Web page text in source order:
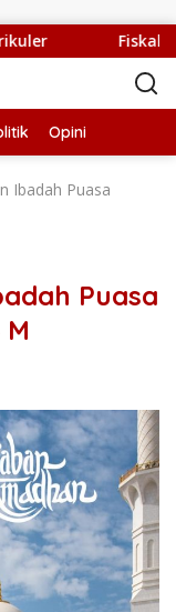
Fiskal NTT
Opini
Ibadah Puasa
Puasa